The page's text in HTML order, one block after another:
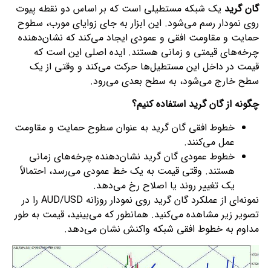
گان گرید یک شبکه مستطیلی است که بر اساس دو نقطه پیوت
روی نمودار رسم می‌شود. این ابزار به جای زوایای مورب، سطوح
حمایت و مقاومت افقی و عمودی ایجاد می‌کند که نشان‌دهنده
چرخه‌های قیمتی و زمانی هستند. ایده اصلی این است که
قیمت در داخل این مستطیل‌ها حرکت می‌کند و وقتی از یک
سطح خارج می‌شود، به سطح بعدی می‌رود.
چگونه از گان گرید استفاده کنیم؟
خطوط افقی گان گرید به عنوان سطوح حمایت و مقاومت
عمل می‌کنند.
خطوط عمودی گان گرید نشان‌دهنده چرخه‌های زمانی
هستند. وقتی قیمت به یک خط عمودی می‌رسد، احتمالاً
یک تغییر روند یا اصلاح رخ می‌دهد.
نمونه‌ای از عملکرد گان گرید روی نمودار روزانه AUD/USD را در
تصویر زیر مشاهده می‌کنید. همانطور که می‌بینید، قیمت به طور
مداوم به خطوط افقی شبکه واکنش نشان می‌دهد.